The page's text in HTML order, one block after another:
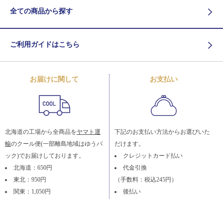
全ての商品から探す
ご利用ガイドはこちら
お届けに関して
北海道の工場から全商品をヤマト運
輸のクール便(一部離島地域はゆうパ
ック)でお届けしております。
北海道：650円
東北：950円
関東：1,050円
お支払い
下記のお支払い方法からお選びいた
だけます。
クレジットカード払い
代金引換
（手数料：税込245円）
後払い